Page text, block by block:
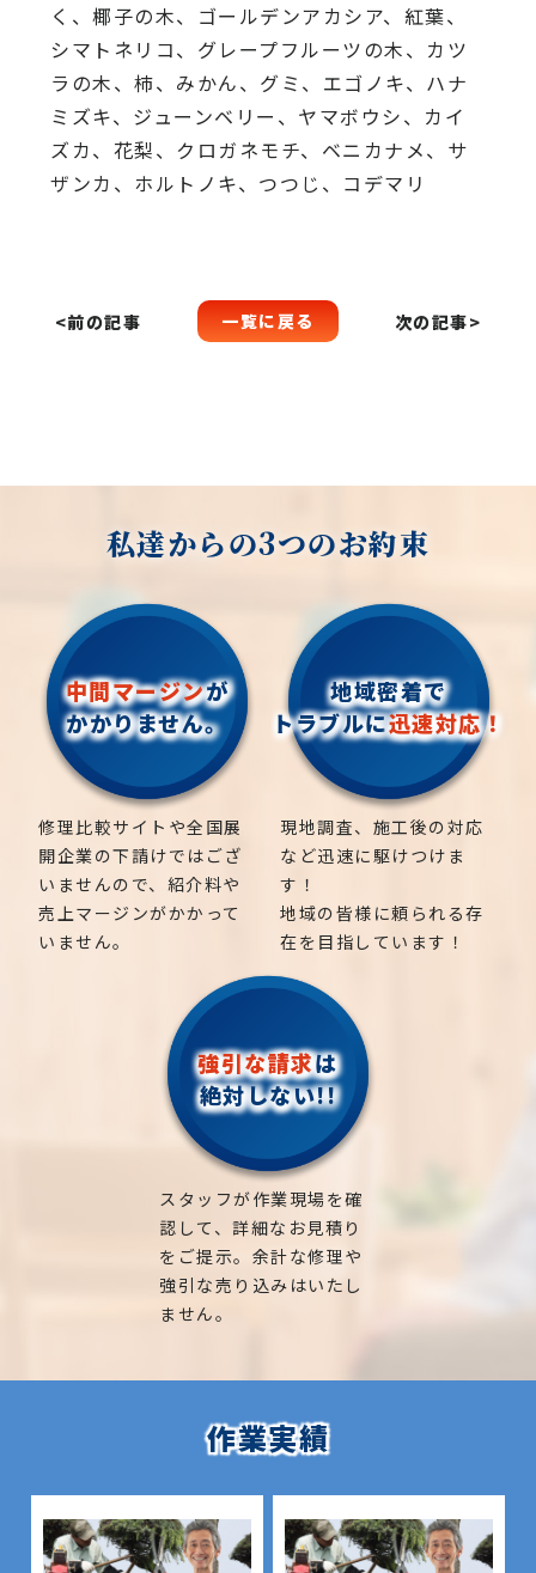
く、椰子の木、 ゴールデンアカシア、紅葉、
シマトネリコ、 グレープフルーツの木、カツ
ラの木、柿、みかん、グミ、 エゴノキ、ハナ
ミズキ、ジューンベリー、ヤマボウシ、カイ
ズカ、 花梨、クロガネモチ、ベニカナメ、サ
ザンカ、ホルトノキ、 つつじ、コデマリ
<前の記事 一覧に戻る 次の記事>
私達からの3つのお約束
中間マージンが
かかりません。
修理比較サイトや全国展
開企業の下請けではござ
いませんので、紹介料や
売上マージンがかかって
いません。
地域密着で
トラブルに迅速対応！
現地調査、施工後の対応
など迅速に駆けつけま
す！
地域の皆様に頼られる存
在を目指しています！
強引な請求は
絶対しない!!
スタッフが作業現場を確
認して、詳細なお見積り
をご提示。余計な修理や
強引な売り込みはいたし
ません。
作業実績